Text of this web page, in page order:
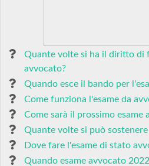
Quante volte si ha il diritto di
avvocato?
Quando esce il bando per
Come funziona l'esame da
Come sarà il prossimo esame
Quante volte si può
Dove fare l'esame di stato
Quando esame avvocato